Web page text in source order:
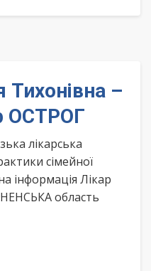
–
ОСТРОГ
лікарська
сімейної
інформація Лікар
область